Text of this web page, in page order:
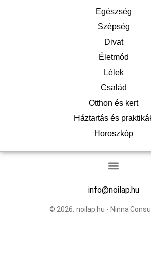
Egészség
Szépség
Divat
Életmód
Lélek
Család
Otthon és kert
Háztartás és
Horoszkóp
info@noilap.hu
© 2026. noilap.hu - Ninna